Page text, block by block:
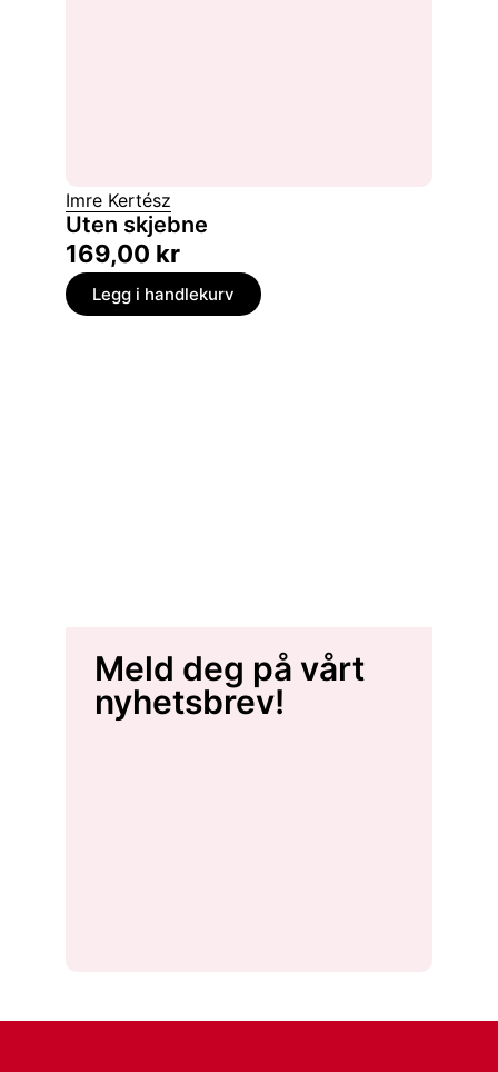
Imre Kertész
Uten skjebne
169,00 kr
Legg i handlekurv
Meld deg på vårt
nyhetsbrev!